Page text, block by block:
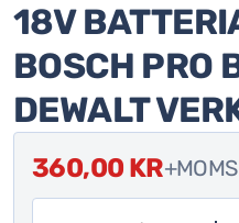
18V
BOSCH PRO
DEWALT
360,00 KR+MOMS